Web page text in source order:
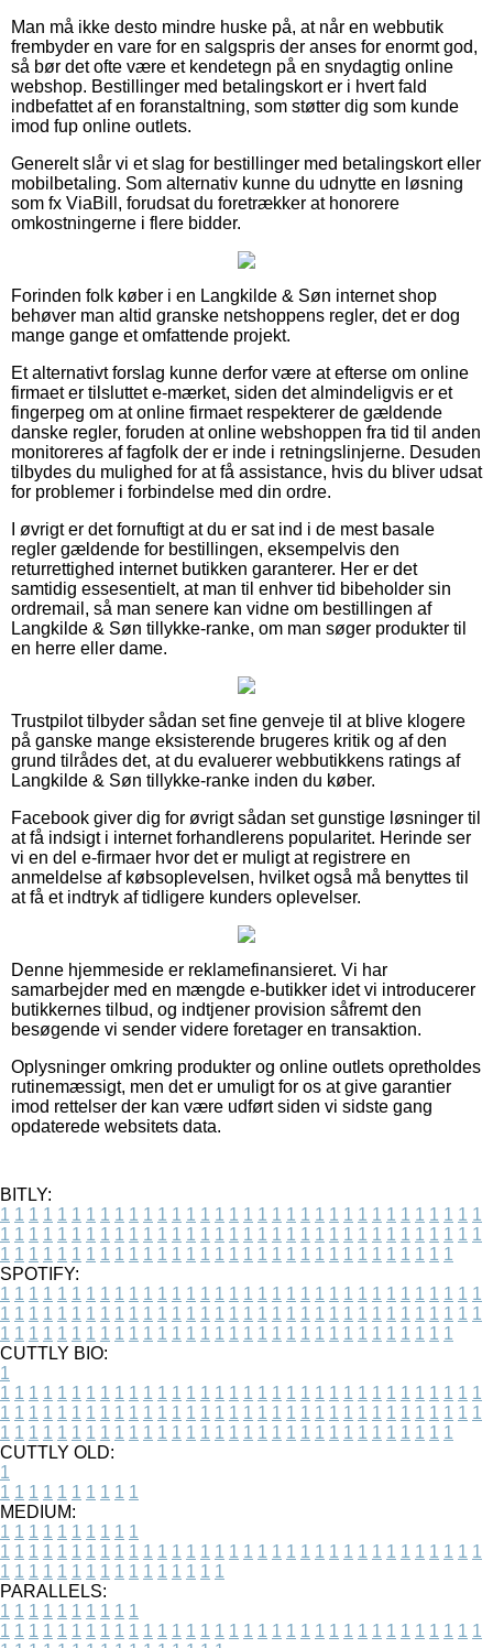
Man må ikke desto mindre huske på, at når en webbutik
frembyder en vare for en salgspris der anses for enormt god,
så bør det ofte være et kendetegn på en snydagtig online
webshop. Bestillinger med betalingskort er i hvert fald
indbefattet af en foranstaltning, som støtter dig som kunde
imod fup online outlets.
Generelt slår vi et slag for bestillinger med betalingskort eller
mobilbetaling. Som alternativ kunne du udnytte en løsning
som fx ViaBill, forudsat du foretrækker at honorere
omkostningerne i flere bidder.
Forinden folk køber i en Langkilde & Søn internet shop
behøver man altid granske netshoppens regler, det er dog
mange gange et omfattende projekt.
Et alternativt forslag kunne derfor være at efterse om online
firmaet er tilsluttet e-mærket, siden det almindeligvis er et
fingerpeg om at online firmaet respekterer de gældende
danske regler, foruden at online webshoppen fra tid til anden
monitoreres af fagfolk der er inde i retningslinjerne. Desuden
tilbydes du mulighed for at få assistance, hvis du bliver udsat
for problemer i forbindelse med din ordre.
I øvrigt er det fornuftigt at du er sat ind i de mest basale
regler gældende for bestillingen, eksempelvis den
returrettighed internet butikken garanterer. Her er det
samtidig essesentielt, at man til enhver tid bibeholder sin
ordremail, så man senere kan vidne om bestillingen af
Langkilde & Søn tillykke-ranke, om man søger produkter til
en herre eller dame.
Trustpilot tilbyder sådan set fine genveje til at blive klogere
på ganske mange eksisterende brugeres kritik og af den
grund tilrådes det, at du evaluerer webbutikkens ratings af
Langkilde & Søn tillykke-ranke inden du køber.
Facebook giver dig for øvrigt sådan set gunstige løsninger til
at få indsigt i internet forhandlerens popularitet. Herinde ser
vi en del e-firmaer hvor det er muligt at registrere en
anmeldelse af købsoplevelsen, hvilket også må benyttes til
at få et indtryk af tidligere kunders oplevelser.
Denne hjemmeside er reklamefinansieret. Vi har
samarbejder med en mængde e-butikker idet vi introducerer
butikkernes tilbud, og indtjener provision såfremt den
besøgende vi sender videre foretager en transaktion.
Oplysninger omkring produkter og online outlets opretholdes
rutinemæssigt, men det er umuligt for os at give garantier
imod rettelser der kan være udført siden vi sidste gang
opdaterede websitets data.
BITLY:
1 1 1 1 1 1 1 1 1 1 1 1 1 1 1 1 1 1 1 1 1 1 1 1 1 1 1 1 1 1 1 1 1 1
1 1 1 1 1 1 1 1 1 1 1 1 1 1 1 1 1 1 1 1 1 1 1 1 1 1 1 1 1 1 1 1 1 1
1 1 1 1 1 1 1 1 1 1 1 1 1 1 1 1 1 1 1 1 1 1 1 1 1 1 1 1 1 1 1 1
SPOTIFY:
1 1 1 1 1 1 1 1 1 1 1 1 1 1 1 1 1 1 1 1 1 1 1 1 1 1 1 1 1 1 1 1 1 1
1 1 1 1 1 1 1 1 1 1 1 1 1 1 1 1 1 1 1 1 1 1 1 1 1 1 1 1 1 1 1 1 1 1
1 1 1 1 1 1 1 1 1 1 1 1 1 1 1 1 1 1 1 1 1 1 1 1 1 1 1 1 1 1 1 1
CUTTLY BIO:
1
1 1 1 1 1 1 1 1 1 1 1 1 1 1 1 1 1 1 1 1 1 1 1 1 1 1 1 1 1 1 1 1 1 1
1 1 1 1 1 1 1 1 1 1 1 1 1 1 1 1 1 1 1 1 1 1 1 1 1 1 1 1 1 1 1 1 1 1
1 1 1 1 1 1 1 1 1 1 1 1 1 1 1 1 1 1 1 1 1 1 1 1 1 1 1 1 1 1 1 1
CUTTLY OLD:
1
1 1 1 1 1 1 1 1 1 1
MEDIUM:
1 1 1 1 1 1 1 1 1 1
1 1 1 1 1 1 1 1 1 1 1 1 1 1 1 1 1 1 1 1 1 1 1 1 1 1 1 1 1 1 1 1 1 1
1 1 1 1 1 1 1 1 1 1 1 1 1 1 1 1
PARALLELS:
1 1 1 1 1 1 1 1 1 1
1 1 1 1 1 1 1 1 1 1 1 1 1 1 1 1 1 1 1 1 1 1 1 1 1 1 1 1 1 1 1 1 1 1